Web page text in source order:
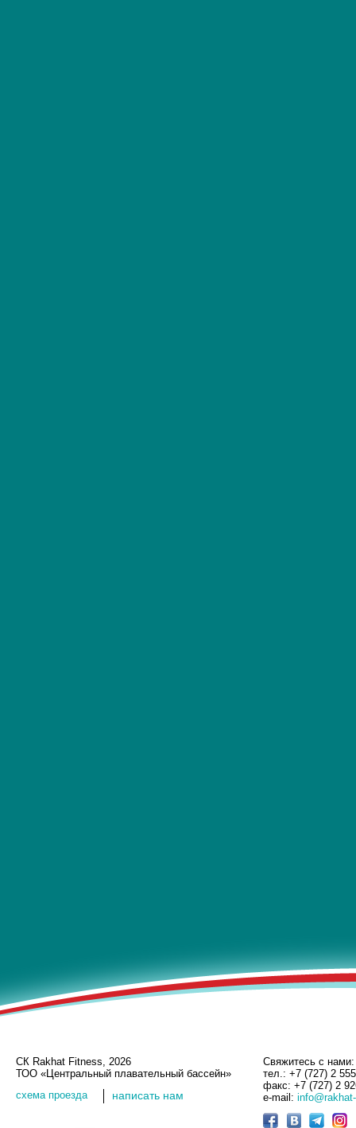
СК Rakhat Fitness, 2026
ТОО «Центральный плавательный бассейн»
cхема проезда
написать нам
Свяжитесь с нами:
тел.: +7 (727) 2
факс: +7 (727) 2
e-mail: